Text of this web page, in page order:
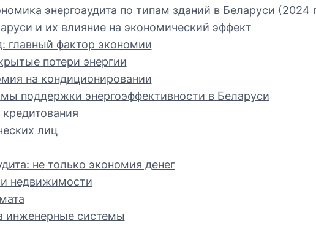
энергоаудита по типам зданий в Беларуси (2024
и их влияние на экономический эффект
главный фактор экономии
потери энергии
на кондиционировании
поддержки энергоэффективности в Беларуси
лиц
не только экономия денег
недвижимости
инженерные системы